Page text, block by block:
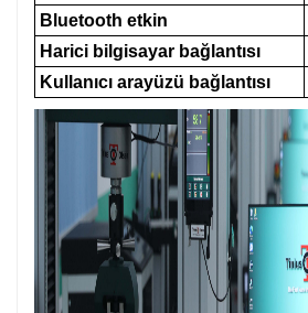
Bluetooth etkin
Harici bilgisayar bağlantısı
Kullanıcı arayüzü bağlantısı